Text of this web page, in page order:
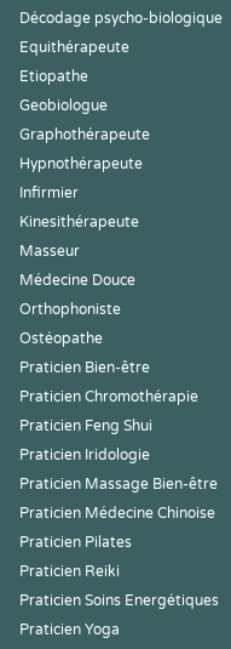
Décodage psycho-biologique
Equithérapeute
Etiopathe
Geobiologue
Graphothérapeute
Hypnothérapeute
Infirmier
Kinesithérapeute
Masseur
Médecine Douce
Orthophoniste
Ostéopathe
Praticien Bien-être
Praticien Chromothérapie
Praticien Feng Shui
Praticien Iridologie
Praticien Massage Bien-être
Praticien Médecine Chinoise
Praticien Pilates
Praticien Reiki
Praticien Soins Energétiques
Praticien Yoga